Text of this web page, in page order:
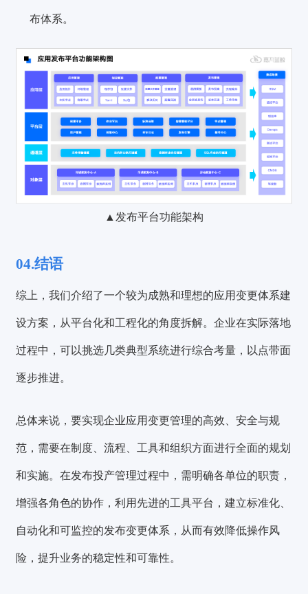
布体系。
▲发布平台功能架构
04.结语
综上，我们介绍了一个较为成熟和理想的应用变更体系建
设方案，从平台化和工程化的角度拆解。企业在实际落地
过程中，可以挑选几类典型系统进行综合考量，以点带面
逐步推进。
总体来说，要实现企业应用变更管理的高效、安全与规
范，需要在制度、流程、工具和组织方面进行全面的规划
和实施。在发布投产管理过程中，需明确各单位的职责，
增强各角色的协作，利用先进的工具平台，建立标准化、
自动化和可监控的发布变更体系，从而有效降低操作风
险，提升业务的稳定性和可靠性。